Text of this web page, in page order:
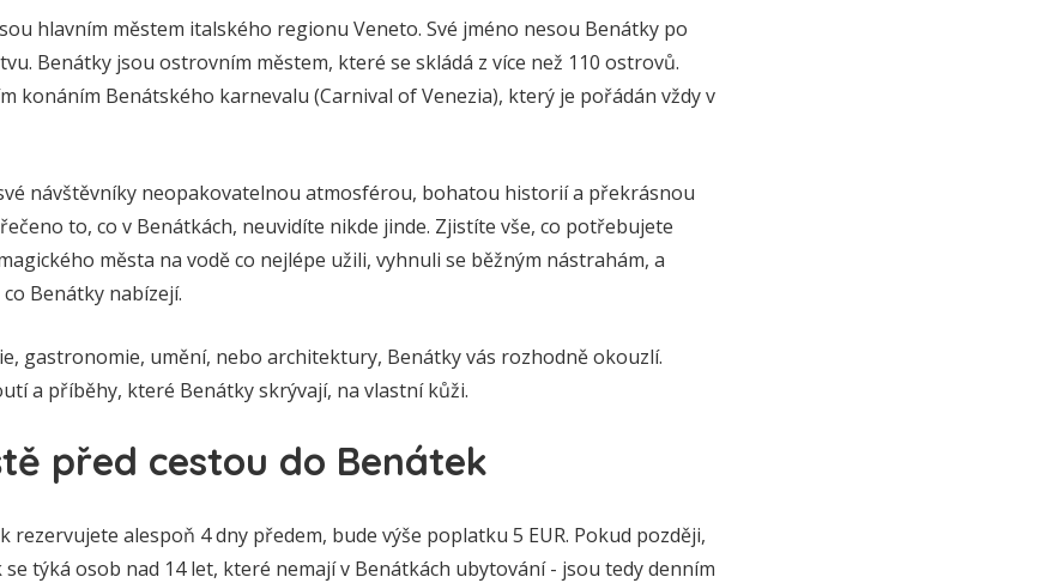
hlavním městem italského regionu Veneto. Své jméno nesou Benátky po
Benátky jsou ostrovním městem, které se skládá z více než 110 ostrovů.
konáním Benátského karnevalu (Carnival of Venezia), který je pořádán vždy v
návštěvníky neopakovatelnou atmosférou, bohatou historií a překrásnou
to, co v Benátkách, neuvidíte nikde jinde. Zjistíte vše, co potřebujete
města na vodě co nejlépe užili, vyhnuli se běžným nástrahám, a
Benátky nabízejí.
gastronomie, umění, nebo architektury, Benátky vás rozhodně okouzlí.
a příběhy, které Benátky skrývají, na vlastní kůži.
před cestou do Benátek
rezervujete alespoň 4 dny předem, bude výše poplatku 5 EUR. Pokud později,
se týká osob nad 14 let, které nemají v Benátkách ubytování - jsou tedy denním